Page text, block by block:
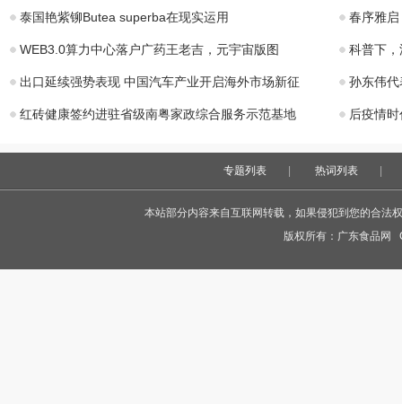
泰国艳紫铆Butea superba在现实运用 春序雅
WEB3.0算力中心落户广药王老吉，元宇宙版图 科普下
出口延续强势表现 中国汽车产业开启海外市场新征 孙东伟
红砖健康签约进驻省级南粤家政综合服务示范基地 后疫情
专题列表 热词列表
本站部分内容来自互联网转载，如果侵犯到您的合法
版权所有： 广东食品网